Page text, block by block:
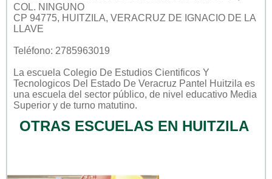
COL. NINGUNO
CP 94775, HUITZILA, VERACRUZ DE IGNACIO DE LA
LLAVE
Teléfono: 2785963019
La escuela Colegio De Estudios Cientificos Y
Tecnologicos Del Estado De Veracruz Pantel Huitzila es
una escuela del sector público, de nivel educativo Media
Superior y de turno matutino.
OTRAS ESCUELAS EN HUITZILA